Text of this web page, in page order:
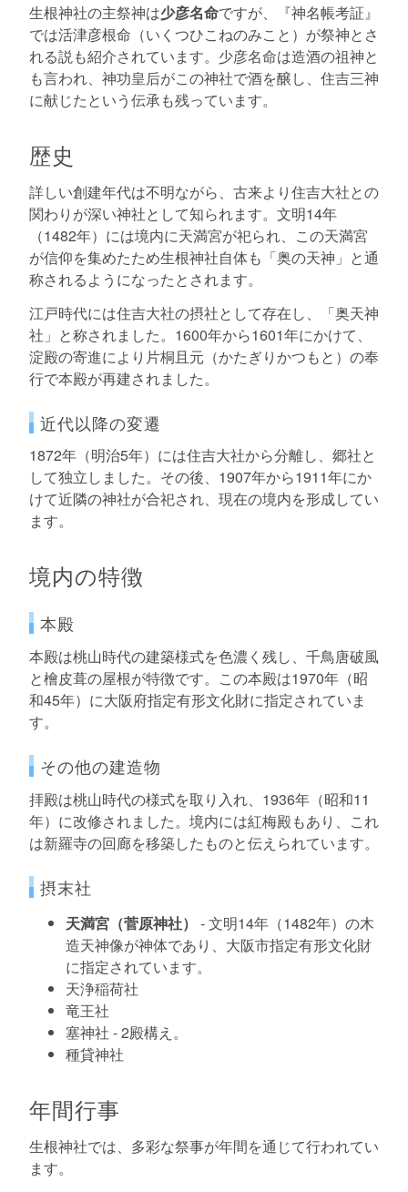
生根神社の主祭神は少彦名命ですが、『神名帳考証』
では活津彦根命（いくつひこねのみこと）が祭神とさ
れる説も紹介されています。少彦名命は造酒の祖神と
も言われ、神功皇后がこの神社で酒を醸し、住吉三神
に献じたという伝承も残っています。
歴史
詳しい創建年代は不明ながら、古来より住吉大社との
関わりが深い神社として知られます。文明14年
（1482年）には境内に天満宮が祀られ、この天満宮
が信仰を集めたため生根神社自体も「奥の天神」と通
称されるようになったとされます。
江戸時代には住吉大社の摂社として存在し、「奥天神
社」と称されました。1600年から1601年にかけて、
淀殿の寄進により片桐且元（かたぎりかつもと）の奉
行で本殿が再建されました。
近代以降の変遷
1872年（明治5年）には住吉大社から分離し、郷社と
して独立しました。その後、1907年から1911年にか
けて近隣の神社が合祀され、現在の境内を形成してい
ます。
境内の特徴
本殿
本殿は桃山時代の建築様式を色濃く残し、千鳥唐破風
と檜皮葺の屋根が特徴です。この本殿は1970年（昭
和45年）に大阪府指定有形文化財に指定されていま
す。
その他の建造物
拝殿は桃山時代の様式を取り入れ、1936年（昭和11
年）に改修されました。境内には紅梅殿もあり、これ
は新羅寺の回廊を移築したものと伝えられています。
摂末社
天満宮（菅原神社） - 文明14年（1482年）の木
造天神像が神体であり、大阪市指定有形文化財
に指定されています。
天浄稲荷社
竜王社
塞神社 - 2殿構え。
種貸神社
年間行事
生根神社では、多彩な祭事が年間を通じて行われてい
ます。